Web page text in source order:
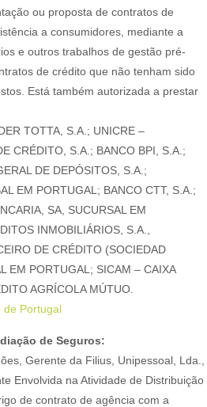
ou proposta de contratos de
a consumidores, mediante a
e outros trabalhos de gestão pré-
de crédito que não tenham sido
Está também autorizada a prestar
TOTTA, S.A.; UNICRE –
CRÉDITO, S.A.; BANCO BPI, S.A.;
DE DEPÓSITOS, S.A.;
EM PORTUGAL; BANCO CTT, S.A.;
SA, SUCURSAL EM
INMOBILIÁRIOS, S.A.,
DE CRÉDITO (SOCIEDAD
EM PORTUGAL; SICAM – CAIXA
AGRÍCOLA MÚTUO.
de Portugal
de Seguros:
Gerente da Filius, Unipessoal, Lda.,
Envolvida na Atividade de Distribuição
de contrato de agência com a